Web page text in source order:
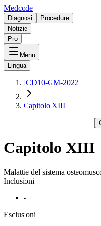
Medcode
Diagnosi
Procedure
Notizie
Pro
Menu
Lingua
ICD10-GM-2022
Capitolo XIII
Capitolo XIII
Malattie del sistema
Inclusioni
-
Esclusioni